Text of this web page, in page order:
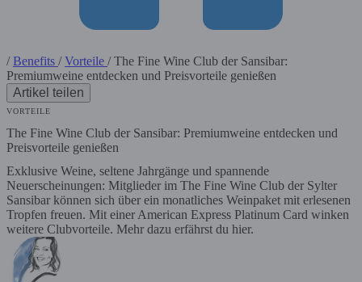
/ Benefits / Vorteile / The Fine Wine Club der Sansibar:
Premiumweine entdecken und Preisvorteile genießen
Artikel teilen
VORTEILE
The Fine Wine Club der Sansibar: Premiumweine entdecken und
Preisvorteile genießen
Exklusive Weine, seltene Jahrgänge und spannende
Neuerscheinungen: Mitglieder im The Fine Wine Club der Sylter
Sansibar können sich über ein monatliches Weinpaket mit erlesenen
Tropfen freuen. Mit einer American Express Platinum Card winken
weitere Clubvorteile. Mehr dazu erfährst du hier.